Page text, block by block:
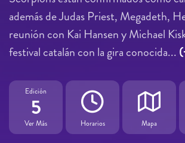
además de Judas Priest, Megadeth,
reunión con Kai Hansen y Michael
festival catalán con la gira conocida...
Edición
5
Ver Más Horarios Mapa